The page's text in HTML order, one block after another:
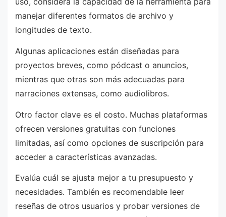
manejar diferentes formatos de archivo y
longitudes de texto.
Algunas aplicaciones están diseñadas para
proyectos breves, como pódcast o anuncios,
mientras que otras son más adecuadas para
narraciones extensas, como audiolibros.
Otro factor clave es el costo. Muchas plataformas
ofrecen versiones gratuitas con funciones
limitadas, así como opciones de suscripción para
acceder a características avanzadas.
Evalúa cuál se ajusta mejor a tu presupuesto y
necesidades. También es recomendable leer
reseñas de otros usuarios y probar versiones de